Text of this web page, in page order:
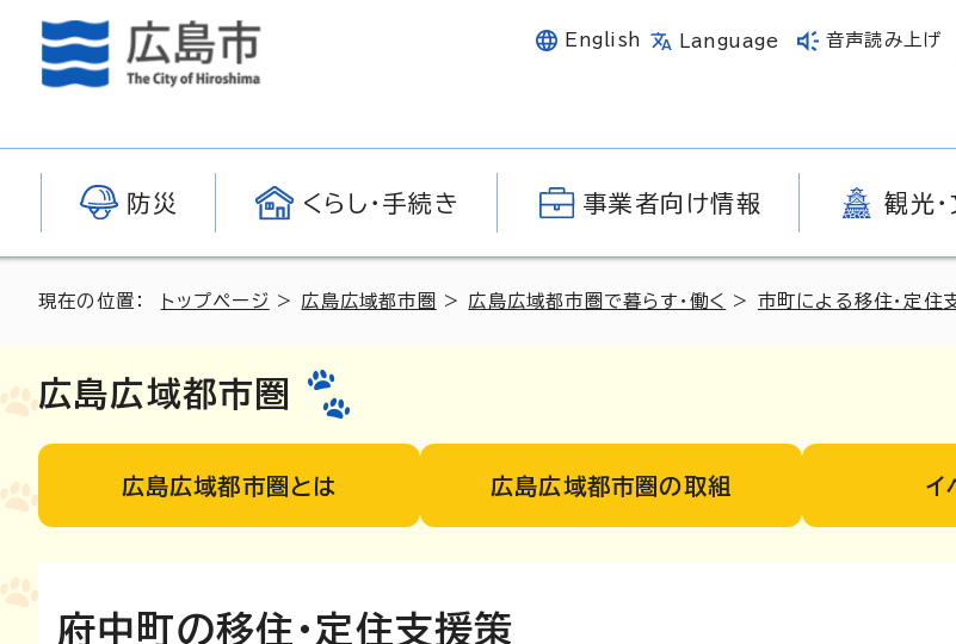
English Language 音声読み上げ
防災 くらし・手続き 事業者向け情報 観光
現在の位置： トップページ > 広島広域都市圏 > 広島広域都市圏で暮らす・働く > 市町による移住・定住
広島広域都市圏
広島広域都市圏とは 広島広域都市圏の取組 イ
府中町の移住・定住支援策